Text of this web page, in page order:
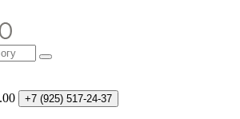
+7 (925) 517-24-37